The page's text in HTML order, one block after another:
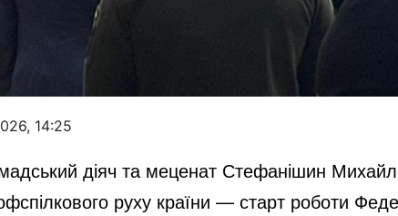
14:25
діяч та меценат Стефанішин
руху країни — старт роботи